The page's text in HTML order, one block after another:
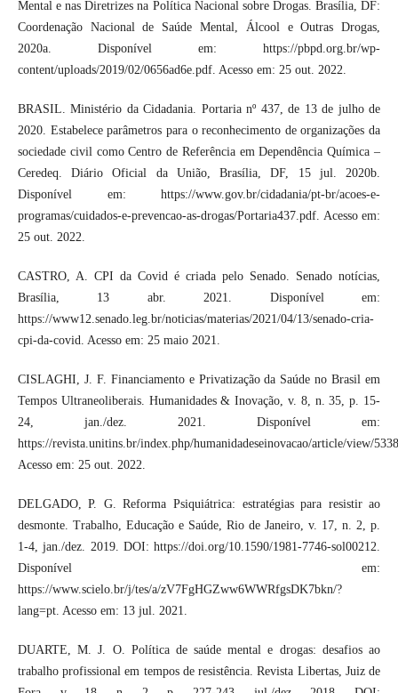
Mental e nas Diretrizes na Política Nacional sobre Drogas. Brasília, DF:
Coordenação Nacional de Saúde Mental, Álcool e Outras Drogas,
2020a. Disponível em: https://pbpd.org.br/wp-
content/uploads/2019/02/0656ad6e.pdf. Acesso em: 25 out. 2022.
BRASIL. Ministério da Cidadania. Portaria nº 437, de 13 de julho de
2020. Estabelece parâmetros para o reconhecimento de organizações da
sociedade civil como Centro de Referência em Dependência Química –
Ceredeq. Diário Oficial da União, Brasília, DF, 15 jul. 2020b.
Disponível em: https://www.gov.br/cidadania/pt-br/acoes-e-
programas/cuidados-e-prevencao-as-drogas/Portaria437.pdf. Acesso em:
25 out. 2022.
CASTRO, A. CPI da Covid é criada pelo Senado. Senado notícias,
Brasília, 13 abr. 2021. Disponível em:
https://www12.senado.leg.br/noticias/materias/2021/04/13/senado-cria-
cpi-da-covid. Acesso em: 25 maio 2021.
CISLAGHI, J. F. Financiamento e Privatização da Saúde no Brasil em
Tempos Ultraneoliberais. Humanidades & Inovação, v. 8, n. 35, p. 15-
24, jan./dez. 2021. Disponível em:
https://revista.unitins.br/index.php/humanidadeseinovacao/article/view/
Acesso em: 25 out. 2022.
DELGADO, P. G. Reforma Psiquiátrica: estratégias para resistir ao
desmonte. Trabalho, Educação e Saúde, Rio de Janeiro, v. 17, n. 2, p.
1-4, jan./dez. 2019. DOI: https://doi.org/10.1590/1981-7746-sol00212.
Disponível em:
https://www.scielo.br/j/tes/a/zV7FgHGZww6WWRfgsDK7bkn/?
lang=pt. Acesso em: 13 jul. 2021.
DUARTE, M. J. O. Política de saúde mental e drogas: desafios ao
trabalho profissional em tempos de resistência. Revista Libertas, Juiz de